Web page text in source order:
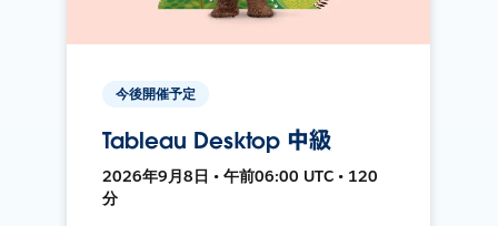
今後開催予定
Tableau Desktop 中級
2026年9月8日 • 午前06:00 UTC • 120
分